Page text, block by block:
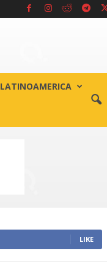
LATINOAMERICA
LIKE